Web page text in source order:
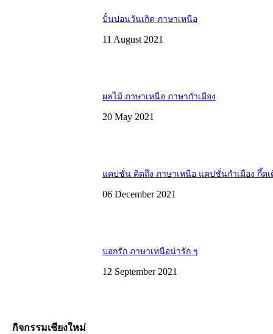
ปั๋นปอนวันเกิด ภาษาเหนือ
11 August 2021
ผลไม้ ภาษาเหนือ ภาษากำเมือง
20 May 2021
แคปชั่น คิดถึง ภาษาเหนือ แคปชั่นกำเมือง กึ้ดเ
06 December 2021
บอกรัก ภาษาเหนือน่ารัก ๆ
12 September 2021
กิจกรรมเชียงใหม่